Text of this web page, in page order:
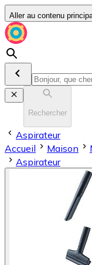
Aller au contenu
Rechercher
Aspirateur
Accueil
Maison
Aspirateur